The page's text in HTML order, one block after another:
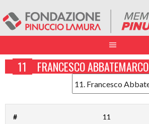
11 FRANCESCO ABBATEMARCO
# 11